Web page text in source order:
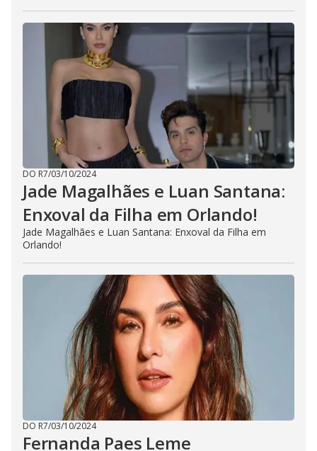
DO R7/03/10/2024
Jade Magalhães e Luan Santana:
Enxoval da Filha em Orlando!
Jade Magalhães e Luan Santana: Enxoval da Filha em
Orlando!
DO R7/03/10/2024
Fernanda Paes Leme